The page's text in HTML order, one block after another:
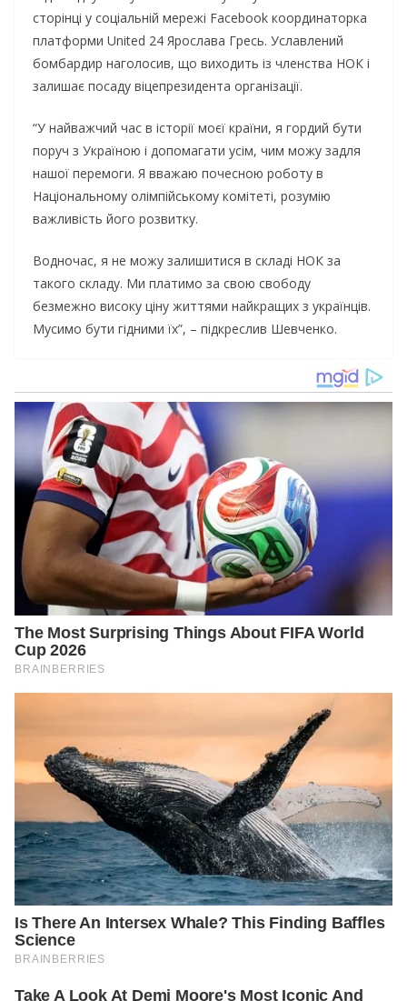
сторінці у соціальній мережі Facebook координаторка
платформи United 24 Ярослава Гресь. Уславлений
бомбардир наголосив, що виходить із членства НОК і
залишає посаду віцепрезидента організації.
“У найважчий час в історії моєї країни, я гордий бути
поруч з Україною і допомагати усім, чим можу задля
нашої перемоги. Я вважаю почесною роботу в
Національному олімпійському комітеті, розумію
важливість його розвитку.
Водночас, я не можу залишитися в складі НОК за
такого складу. Ми платимо за свою свободу
безмежно високу ціну життями найкращих з українців.
Мусимо бути гідними їх”, – підкреслив Шевченко.